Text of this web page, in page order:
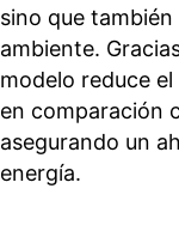
sino que
ambiente.
modelo reduce
en comparación
asegurando un
energía.